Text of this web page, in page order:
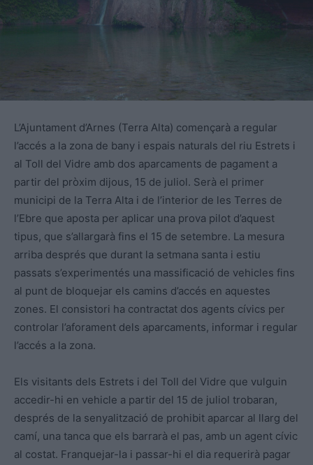
L’Ajuntament d’Arnes (Terra Alta) començarà a regular
l’accés a la zona de bany i espais naturals del riu Estrets i
al Toll del Vidre amb dos aparcaments de pagament a
partir del pròxim dijous, 15 de juliol. Serà el primer
municipi de la Terra Alta i de l’interior de les Terres de
l’Ebre que aposta per aplicar una prova pilot d’aquest
tipus, que s’allargarà fins el 15 de setembre. La mesura
arriba després que durant la setmana santa i estiu
passats s’experimentés una massificació de vehicles fins
al punt de bloquejar els camins d’accés en aquestes
zones. El consistori ha contractat dos agents cívics per
controlar l’aforament dels aparcaments, informar i regular
l’accés a la zona.
Els visitants dels Estrets i del Toll del Vidre que vulguin
accedir-hi en vehicle a partir del 15 de juliol trobaran,
després de la senyalització de prohibit aparcar al llarg del
camí, una tanca que els barrarà el pas, amb un agent cívic
al costat. Franquejar-la i passar-hi el dia requerirà pagar